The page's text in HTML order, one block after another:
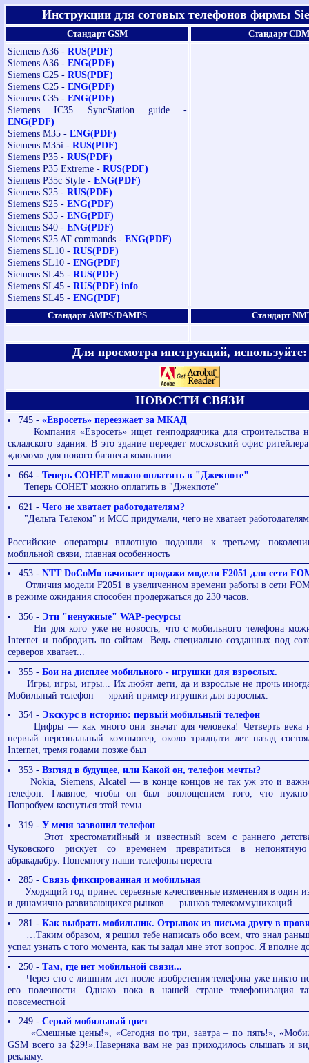
Инструкции для сотовых телефонов фирмы
Стандарт GSM Стандарт
Siemens A36 -RUS(PDF)
Siemens A36 -ENG(PDF)
Siemens C25 -RUS(PDF)
Siemens C25 -ENG(PDF)
Siemens C35 -ENG(PDF)
Siemens IC35 SyncStation guide -
ENG(PDF)
Siemens M35 -ENG(PDF)
Siemens M35i -RUS(PDF)
Siemens P35 -RUS(PDF)
Siemens P35 Extreme -RUS(PDF)
Siemens P35c Style -ENG(PDF)
Siemens S25 -RUS(PDF)
Siemens S25 -ENG(PDF)
Siemens S35 -ENG(PDF)
Siemens S40 -ENG(PDF)
Siemens S25 AT commands -ENG(PDF)
Siemens SL10 -RUS(PDF)
Siemens SL10 -ENG(PDF)
Siemens SL45 -RUS(PDF)
Siemens SL45 -RUS(PDF) info
Siemens SL45 -ENG(PDF)
Стандарт AMPS/DAMPS Стандарт
Для просмотра инструкций, используйте:
НОВОСТИ СВЯЗИ
745 - «Евросеть» переезжает за МКАД
Компания «Евросеть» ищет генподрядчика для строительства
складского здания. В это здание переедет московский офис
«домом» для нового бизнеса компании.
664 - Теперь СОНЕТ можно оплатить в "Джекпоте"
Теперь СОНЕТ можно оплатить в "Джекпоте"
621 - Чего не хватает работодателям?
"Дельта Телеком" и МСС придумали, чего не хватает работодателям
Российские операторы вплотную подошли к третьему
мобильной связи, главная особенность
453 - NTT DoCoMo начинает продажи модели F2051 для сети
Отличия модели F2051 в увеличенном времени работы в сети
в режиме ожидания способен продержаться до 230 часов.
356 - Эти "ненужные" WAP-ресурсы
Ни для кого уже не новость, что с мобильного телефона
Internet и побродить по сайтам. Ведь специально созданных под
серверов хватает...
355 - Бои на дисплее мобильного - игрушки для взрослых.
Игры, игры, игры... Их любят дети, да и взрослые не прочь иногда
Мобильный телефон — яркий пример игрушки для взрослых.
354 - Экскурс в историю: первый мобильный телефон
Цифры — как много они значат для человека! Четверть века
первый персональный компьютер, около тридцати лет назад
Internet, тремя годами позже был
353 - Взгляд в будущее, или Какой он, телефон мечты?
Nokia, Siemens, Alcatel — в конце концов не так уж это и
телефон. Главное, чтобы он был воплощением того, что
Попробуем коснуться этой темы
319 - У меня зазвонил телефон
Этот хрестоматийный и известный всем с раннего
Чуковского рискует со временем превратиться в
абракадабру. Понемногу наши телефоны переста
285 - Связь фиксированная и мобильная
Уходящий год принес серьезные качественные изменения в один
и динамично развивающихся рынков — рынков телекоммуникаций
281 - Как выбрать мобильник. Отрывок из письма другу в
…Таким образом, я решил тебе написать обо всем, что знал
успел узнать с того момента, как ты задал мне этот вопрос. Я вполне
250 - Там, где нет мобильной связи...
Через сто с лишним лет после изобретения телефона уже никто не
его полезности. Однако пока в нашей стране телефонизация
повсеместной
249 - Cерый мобильный цвет
«Смешные цены!», «Сегодня по три, завтра – по пять!»,
GSM всего за $29!».Наверняка вам не раз приходилось слышать и
рекламу.